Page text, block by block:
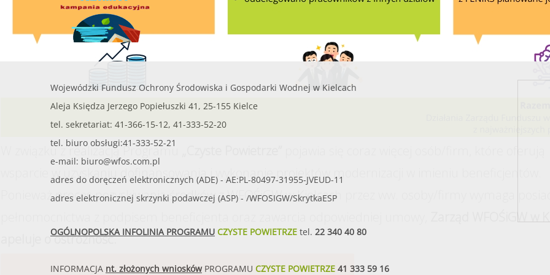
W związku z realizacją Programu
wsparcie w uzyskaniu dofinansowania i wykonanie projektów modernizacji w imieniu beneficjentów.
Ponieważ proces pozyskiwania środków z WFOŚiGW w Kielcach przez ww. osoby/firmy wymaga
apeluje o ostrożność.
Wojewódzki Fundusz Ochrony Środowiska i Gospodarki Wodnej w Kielcach
Aleja Księdza Jerzego Popiełuszki 41, 25-155 Kielce
tel. sekretariat: 41-366-15-12, 41-333-52-20
tel. biuro obsługi:41-333-52-21
e-mail: biuro@wfos.com.pl
adres do doręczeń elektronicznych (ADE) - AE:PL-80497-31955-JVEUD-11
adres elektronicznej skrzynki podawczej (ASP) - /WFOSIGW/SkrytkaESP
OGÓLNOPOLSKA INFOLINIA PROGRAMU CZYSTE POWIETRZE tel. 22 340 40 80
INFORMACJA nt. złożonych wniosków PROGRAMU CZYSTE POWIETRZE 41 333 59 16